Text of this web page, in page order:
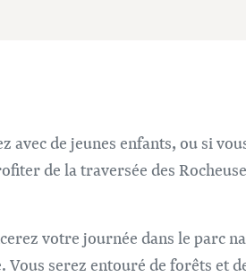
avec de jeunes enfants, ou si
de la traversée des
votre journée dans le parc
Vous serez entouré de forêts et